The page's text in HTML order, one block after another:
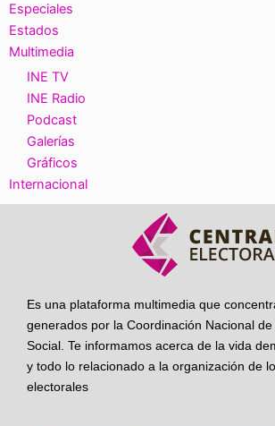
Especiales
Estados
Multimedia
INE TV
INE Radio
Podcast
Galerías
Gráficos
Internacional
Es una plataforma multimedia que
generados por la Coordinación Nacional
Social. Te informamos acerca de la vida
y todo lo relacionado a la organización de
electorales